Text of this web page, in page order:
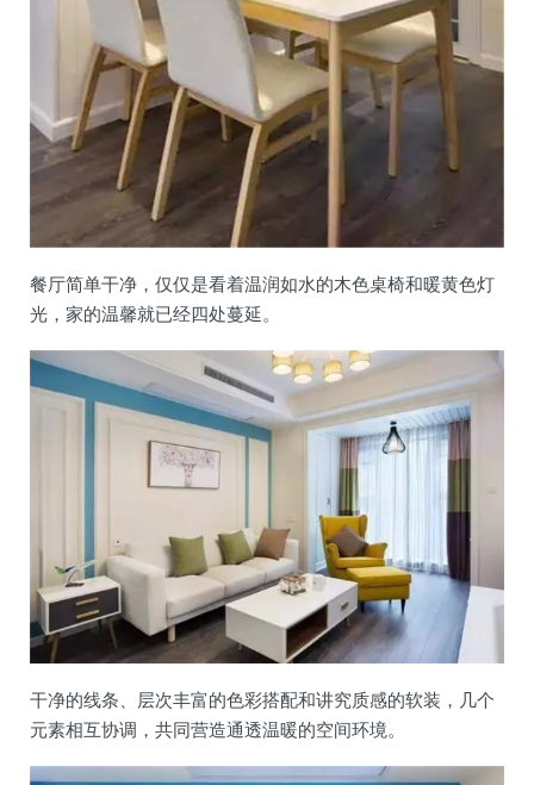
餐厅简单干净，仅仅是看着温润如水的木色桌椅和暖黄色灯
光，家的温馨就已经四处蔓延。
干净的线条、层次丰富的色彩搭配和讲究质感的软装，几个
元素相互协调，共同营造通透温暖的空间环境。